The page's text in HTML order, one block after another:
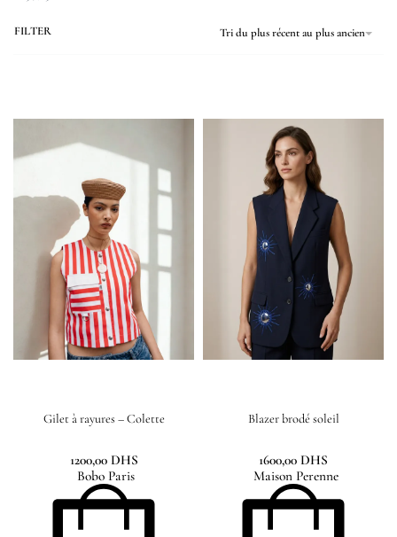
Tri du plus récent au plus ancien
FILTER
Gilet à rayures – Colette
Bobo Paris
1200,00 DHS
Blazer brodé soleil
Maison Perenne
1600,00 DHS